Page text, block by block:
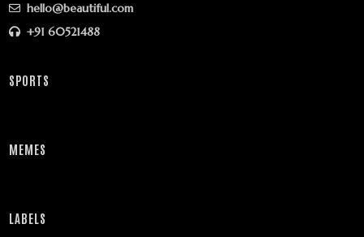
hello@beautiful.com
+91 60521488
SPORTS
MEMES
LABELS